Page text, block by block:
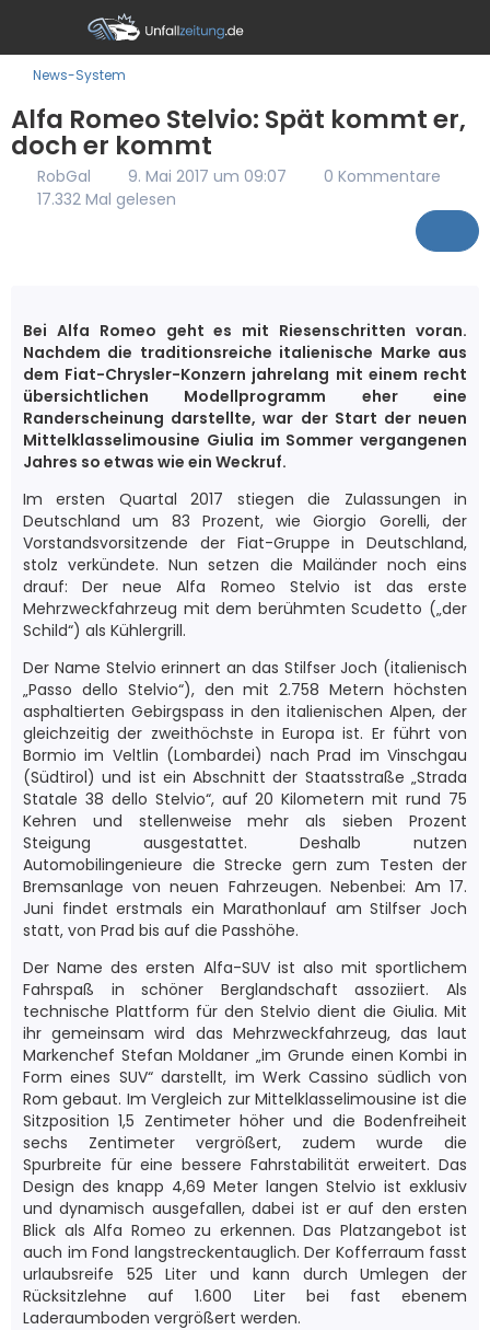
News-System
Alfa Romeo Stelvio: Spät kommt er,
doch er kommt
RobGal 9. Mai 2017 um 09:07
0 Kommentare
17.332 Mal gelesen
Bei Alfa Romeo geht es mit Riesenschritten voran.
Nachdem die traditionsreiche italienische Marke aus
dem Fiat-Chrysler-Konzern jahrelang mit einem recht
übersichtlichen Modellprogramm eher eine
Randerscheinung darstellte, war der Start der neuen
Mittelklasselimousine Giulia im Sommer vergangenen
Jahres so etwas wie ein Weckruf.
Im ersten Quartal 2017 stiegen die Zulassungen in
Deutschland um 83 Prozent, wie Giorgio Gorelli, der
Vorstandsvorsitzende der Fiat-Gruppe in Deutschland,
stolz verkündete. Nun setzen die Mailänder noch eins
drauf: Der neue Alfa Romeo Stelvio ist das erste
Mehrzweckfahrzeug mit dem berühmten Scudetto („der
Schild“) als Kühlergrill.
Der Name Stelvio erinnert an das Stilfser Joch (italienisch
„Passo dello Stelvio“), den mit 2.758 Metern höchsten
asphaltierten Gebirgspass in den italienischen Alpen, der
gleichzeitig der zweithöchste in Europa ist. Er führt von
Bormio im Veltlin (Lombardei) nach Prad im Vinschgau
(Südtirol) und ist ein Abschnitt der Staatsstraße „Strada
Statale 38 dello Stelvio“, auf 20 Kilometern mit rund 75
Kehren und stellenweise mehr als sieben Prozent
Steigung ausgestattet. Deshalb nutzen
Automobilingenieure die Strecke gern zum Testen der
Bremsanlage von neuen Fahrzeugen. Nebenbei: Am 17.
Juni findet erstmals ein Marathonlauf am Stilfser Joch
statt, von Prad bis auf die Passhöhe.
Der Name des ersten Alfa-SUV ist also mit sportlichem
Fahrspaß in schöner Berglandschaft assoziiert. Als
technische Plattform für den Stelvio dient die Giulia. Mit
ihr gemeinsam wird das Mehrzweckfahrzeug, das laut
Markenchef Stefan Moldaner „im Grunde einen Kombi in
Form eines SUV“ darstellt, im Werk Cassino südlich von
Rom gebaut. Im Vergleich zur Mittelklasselimousine ist die
Sitzposition 1,5 Zentimeter höher und die Bodenfreiheit
sechs Zentimeter vergrößert, zudem wurde die
Spurbreite für eine bessere Fahrstabilität erweitert. Das
Design des knapp 4,69 Meter langen Stelvio ist exklusiv
und dynamisch ausgefallen, dabei ist er auf den ersten
Blick als Alfa Romeo zu erkennen. Das Platzangebot ist
auch im Fond langstreckentauglich. Der Kofferraum fasst
urlaubsreife 525 Liter und kann durch Umlegen der
Rücksitzlehne auf 1.600 Liter bei fast ebenem
Laderaumboden vergrößert werden.